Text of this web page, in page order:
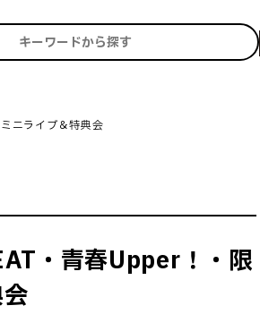
ニライブ＆特典会
・青春Upper！・限